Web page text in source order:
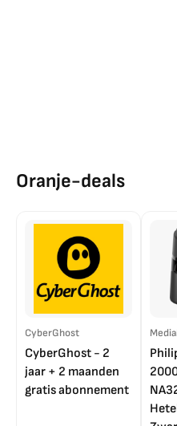
Oranje-deals
CyberGhost
CyberGhost - 2
jaar + 2 maanden
gratis abonnement